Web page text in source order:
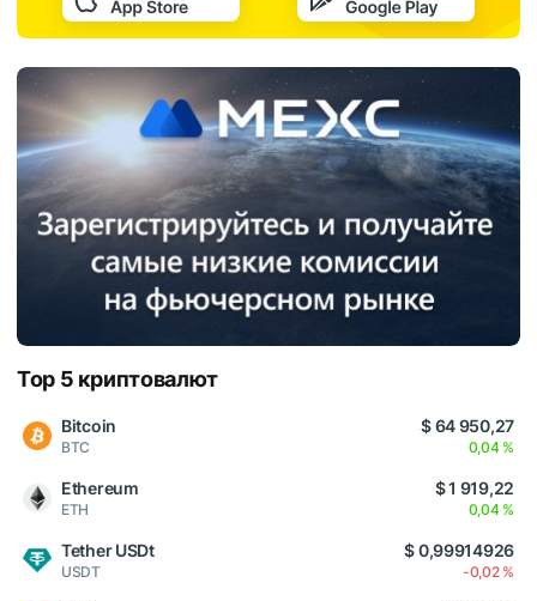
Top 5 криптовалют
Bitcoin
BTC
$ 64 950,27
0,04 %
Ethereum
ETH
$ 1 919,22
0,04 %
Tether USDt
USDT
$ 0,99914926
-0,02 %